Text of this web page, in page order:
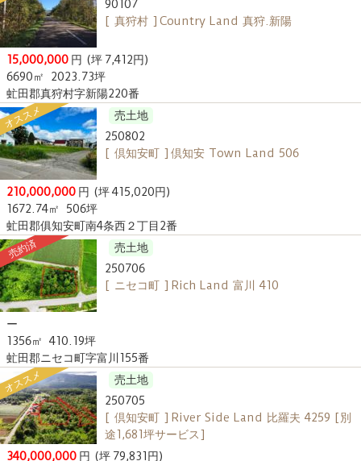
90107
[ 真狩村 ] Country Land 真狩.新陽
15,000,000 円 (坪 7,412円)
6690㎡
2023.73坪
虻田郡真狩村字新陽220番
オススメ
売土地
250802
[ 倶知安町 ] 倶知安 Town Land 506
210,000,000 円 (坪 415,020円)
1672.74㎡
506坪
虻田郡俱知安町南4条西２丁目2番
売約済
売土地
250706
[ ニセコ町 ] Rich Land 富川 410
ー
1356㎡ 410.19坪
虻田郡ニセコ町字富川155番
オススメ
売土地
250705
[ 倶知安町 ] River Side Land 比羅夫 4259 [別
途1,681坪サービス]
340,000,000 円 (坪 79,831円)